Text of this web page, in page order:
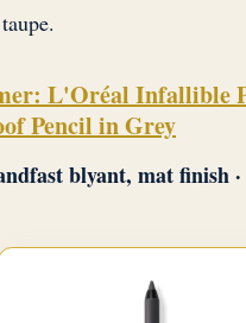
L'Oréal Infallible
Pencil in Grey
blyant, mat finish ·